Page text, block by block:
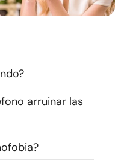
arruinar las